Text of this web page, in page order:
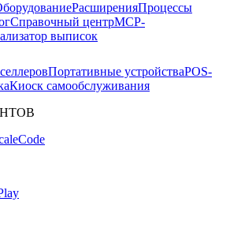
РасширенияПроцессы
Справочный центрMCP-
выписок
Портативные устройстваPOS-
Киоск самообслуживания
aleCode